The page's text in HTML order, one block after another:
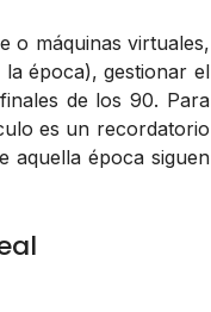
o máquinas virtuales,
época), gestionar el
de los 90. Para
es un recordatorio
aquella época siguen